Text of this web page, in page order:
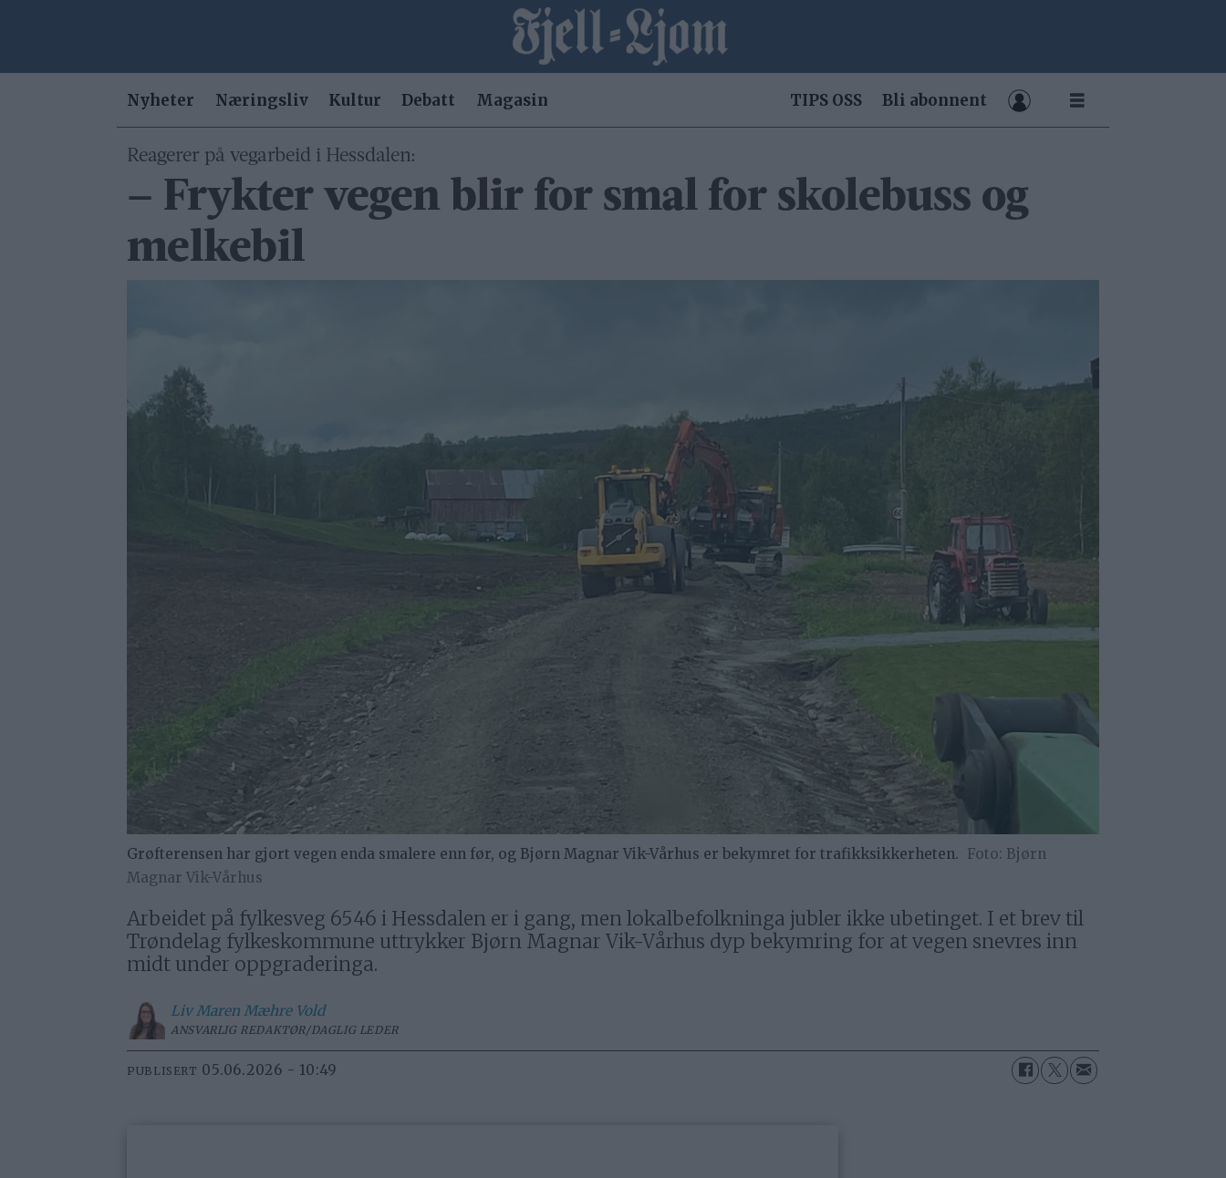
Nyheter Næringsliv Kultur Debatt Magasin TIPS OSS Bli abonnent
Reagerer på vegarbeid i Hessdalen:
– Frykter vegen blir for smal for skolebuss og
melkebil
Grøfterensen har gjort vegen enda smalere enn før, og Bjørn Magnar Vik-Vårhus er bekymret for trafikksikkerheten.
Bjørn
Magnar Vik-Vårhus
Arbeidet på fylkesveg 6546 i Hessdalen er i gang, men lokalbefolkninga jubler ikke ubetinget. I et brev til
Trøndelag fylkeskommune uttrykker Bjørn Magnar Vik-Vårhus dyp bekymring for at vegen snevres inn
midt under oppgraderinga.
Liv Maren Mæhre Vold
ANSVARLIG REDAKTØR/DAGLIG LEDER
PUBLISERT 05.06.2026 - 10:49